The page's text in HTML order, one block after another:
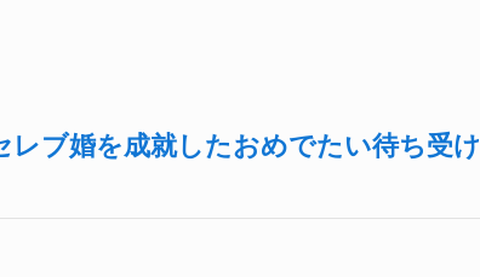
レブ婚を成就したおめでたい待ち受け